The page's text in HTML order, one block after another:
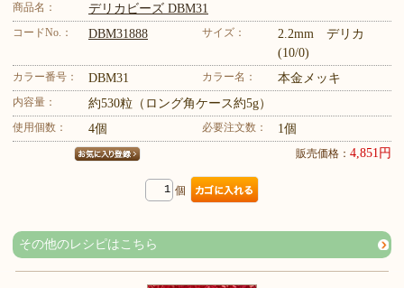
商品名： デリカビーズ DBM31
コードNo.： DBM31888 サイズ：
2.2mm デリカ
(10/0)
カラー番号： DBM31 カラー名： 本金メッキ
内容量： 約530粒（ロング角ケース約5g）
使用個数： 4個 必要注文数： 1個
販売価格： 4,851円
個
その他のレシピはこちら